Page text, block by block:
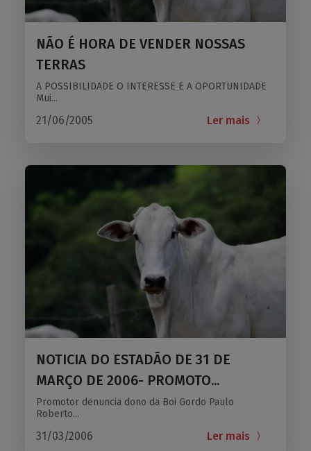
NÃO É HORA DE VENDER NOSSAS
TERRAS
A POSSIBILIDADE O INTERESSE E A OPORTUNIDADE
Mui...
21/06/2005 Ler mais
NOTICIA DO ESTADÃO DE 31 DE
MARÇO DE 2006- PROMOTO...
Promotor denuncia dono da Boi Gordo Paulo
Roberto...
31/03/2006 Ler mais